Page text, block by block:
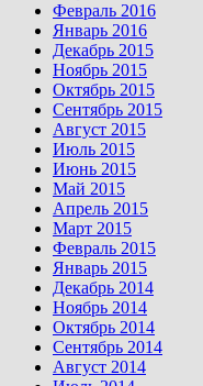
Февраль 2016
Январь 2016
Декабрь 2015
Ноябрь 2015
Октябрь 2015
Сентябрь 2015
Август 2015
Июль 2015
Июнь 2015
Май 2015
Апрель 2015
Март 2015
Февраль 2015
Январь 2015
Декабрь 2014
Ноябрь 2014
Октябрь 2014
Сентябрь 2014
Август 2014